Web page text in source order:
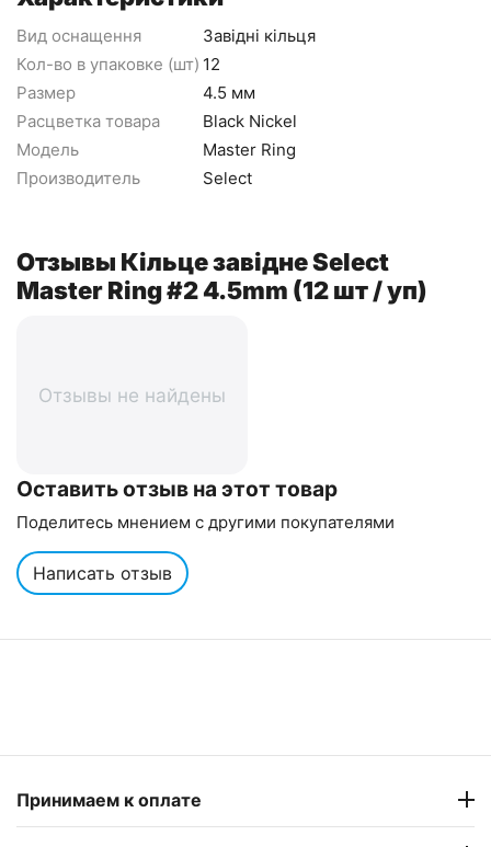
Вид оснащення
Завідні кільця
Кол-во в упаковке (шт) 12
Размер
4.5 мм
Расцветка товара
Black Nickel
Модель
Master Ring
Производитель
Select
Отзывы Кільце завідне Select
Master Ring #2 4.5mm (12 шт / уп)
Отзывы не найдены
Оставить отзыв на этот товар
Поделитесь мнением с другими покупателями
Написать отзыв
Принимаем к оплате